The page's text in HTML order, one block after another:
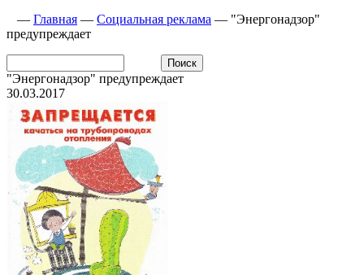
— Главная — Социальная реклама — "Энергонадзор"
предупреждает
"Энергонадзор" предупреждает
30.03.2017